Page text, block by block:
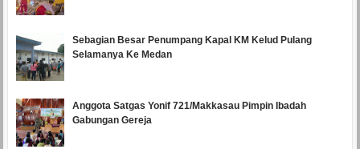
Sebagian Besar Penumpang Kapal KM Kelud Pulang
Selamanya Ke Medan
Anggota Satgas Yonif 721/Makkasau Pimpin Ibadah
Gabungan Gereja